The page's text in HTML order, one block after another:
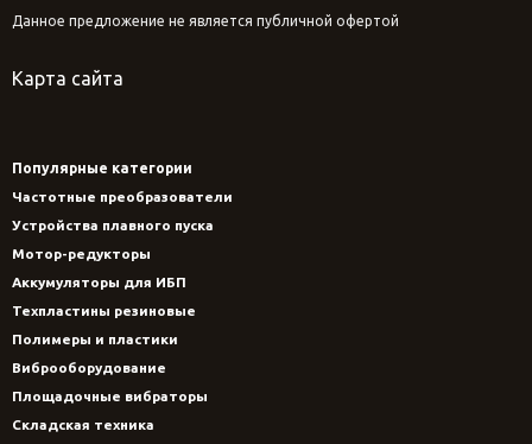
Данное предложение не является публичной офертой
Карта сайта
Популярные категории
Частотные преобразователи
Устройства плавного пуска
Мотор-редукторы
Аккумуляторы для ИБП
Техпластины резиновые
Полимеры и пластики
Виброоборудование
Площадочные вибраторы
Складская техника